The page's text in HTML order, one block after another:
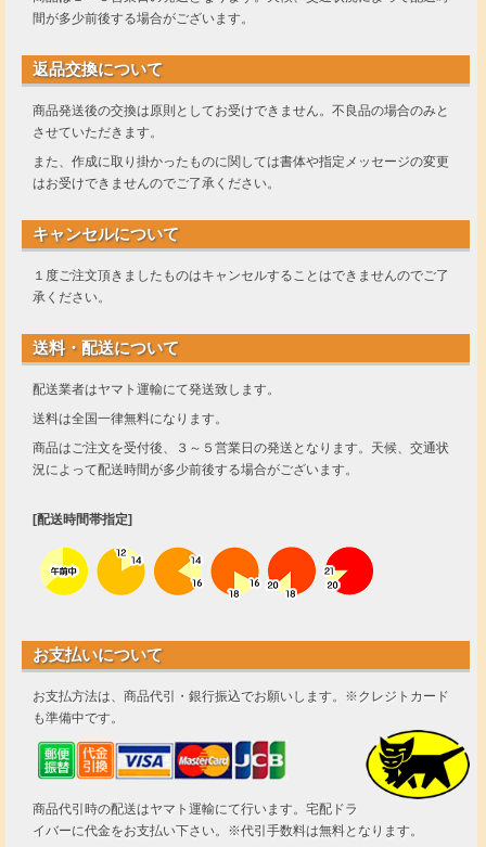
間が多少前後する場合がございます。
返品交換について
商品発送後の交換は原則としてお受けできません。不良品の場合のみと
させていただきます。
また、作成に取り掛かったものに関しては書体や指定メッセージの変更
はお受けできませんのでご了承ください。
キャンセルについて
１度ご注文頂きましたものはキャンセルすることはできませんのでご了
承ください。
送料・配送について
配送業者はヤマト運輸にて発送致します。
送料は全国一律無料になります。
商品はご注文を受付後、３～５営業日の発送となります。天候、交通状
況によって配送時間が多少前後する場合がございます。
[配送時間帯指定]
お支払いについて
お支払方法は、商品代引・銀行振込でお願いします。※クレジトカード
も準備中です。
商品代引時の配送はヤマト運輸にて行います。宅配ドラ
イバーに代金をお支払い下さい。※代引手数料は無料となります。